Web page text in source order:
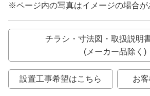
※ページ内の写真はイメージの場合が
チラシ・寸法図・取扱説明
(メーカー品除く)
設置工事希望はこちら お